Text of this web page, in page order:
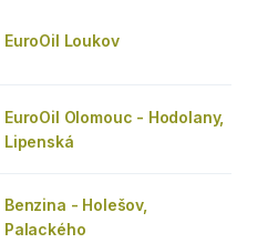
EuroOil Loukov
EuroOil Olomouc - Hodolany,
Lipenská
Benzina - Holešov,
Palackého